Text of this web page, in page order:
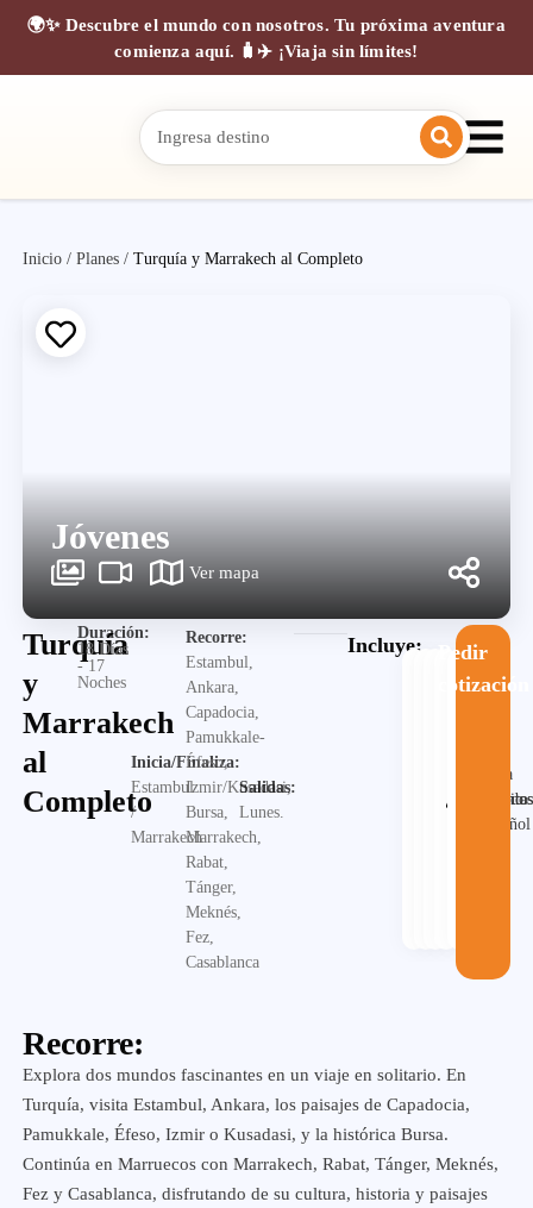
🌍✨ Descubre el mundo con nosotros. Tu próxima aventura
comienza aquí. 🧳✈️ ¡Viaja sin límites!
Inicio /Planes /Turquía y Marrakech al Completo
Jóvenes
Ver mapa
Turquía
y
Marrakech
al
Completo
Duración:
18 Días
- 17
Noches
Inicia/Finaliza:
Estambul
/
Marrakech
Recorre:
Estambul,
Ankara,
Capadocia,
Pamukkale-
Éfeso,
Izmir/Kusadasi,
Bursa,
Marrakech,
Rabat,
Tánger,
Meknés,
Fez,
Casablanca
Salidas:
Lunes.
Incluye:
Alojamiento
Desayuno
Traslados
Guia
español
Visitas
Pedir
cotización
Recorre:
Explora dos mundos fascinantes en un viaje en solitario. En
Turquía, visita Estambul, Ankara, los paisajes de Capadocia,
Pamukkale, Éfeso, Izmir o Kusadasi, y la histórica Bursa.
Continúa en Marruecos con Marrakech, Rabat, Tánger, Meknés,
Fez y Casablanca, disfrutando de su cultura, historia y paisajes